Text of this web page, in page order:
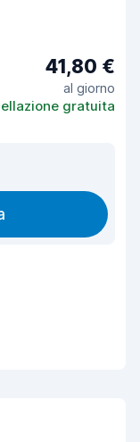
41,80 €
al giorno
gratuita